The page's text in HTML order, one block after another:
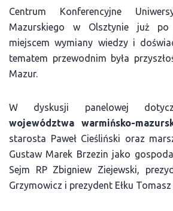
Centrum Konferencyjne
Mazurskiego w Olsztynie już
miejscem wymiany wiedzy i
tematem przewodnim była
Mazur.
W dyskusji panelowej
województwa warmińsko-
starosta Paweł Cieśliński oraz
Gustaw Marek Brzezin jako
Sejm RP Zbigniew Ziejewski,
Grzymowicz i prezydent Ełku